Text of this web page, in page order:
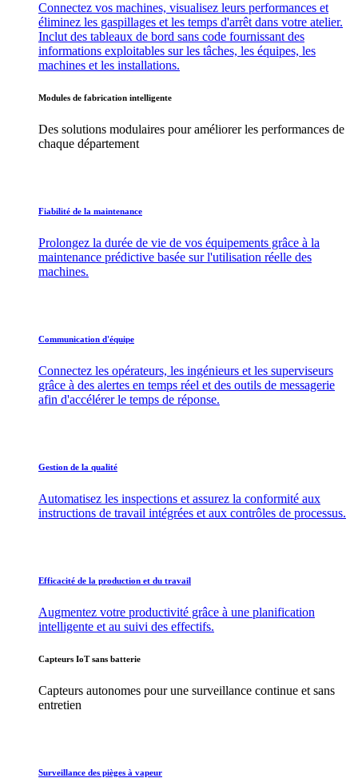
Connectez vos machines, visualisez leurs performances et
éliminez les gaspillages et les temps d'arrêt dans votre atelier.
Inclut des tableaux de bord sans code fournissant des
informations exploitables sur les tâches, les équipes, les
machines et les installations.
Modules de fabrication intelligente
Des solutions modulaires pour améliorer les performances de
chaque département
Fiabilité de la maintenance
Prolongez la durée de vie de vos équipements grâce à la
maintenance prédictive basée sur l'utilisation réelle des
machines.
Communication d'équipe
Connectez les opérateurs, les ingénieurs et les superviseurs
grâce à des alertes en temps réel et des outils de messagerie
afin d'accélérer le temps de réponse.
Gestion de la qualité
Automatisez les inspections et assurez la conformité aux
instructions de travail intégrées et aux contrôles de processus.
Efficacité de la production et du travail
Augmentez votre productivité grâce à une planification
intelligente et au suivi des effectifs.
Capteurs IoT sans batterie
Capteurs autonomes pour une surveillance continue et sans
entretien
Surveillance des pièges à vapeur